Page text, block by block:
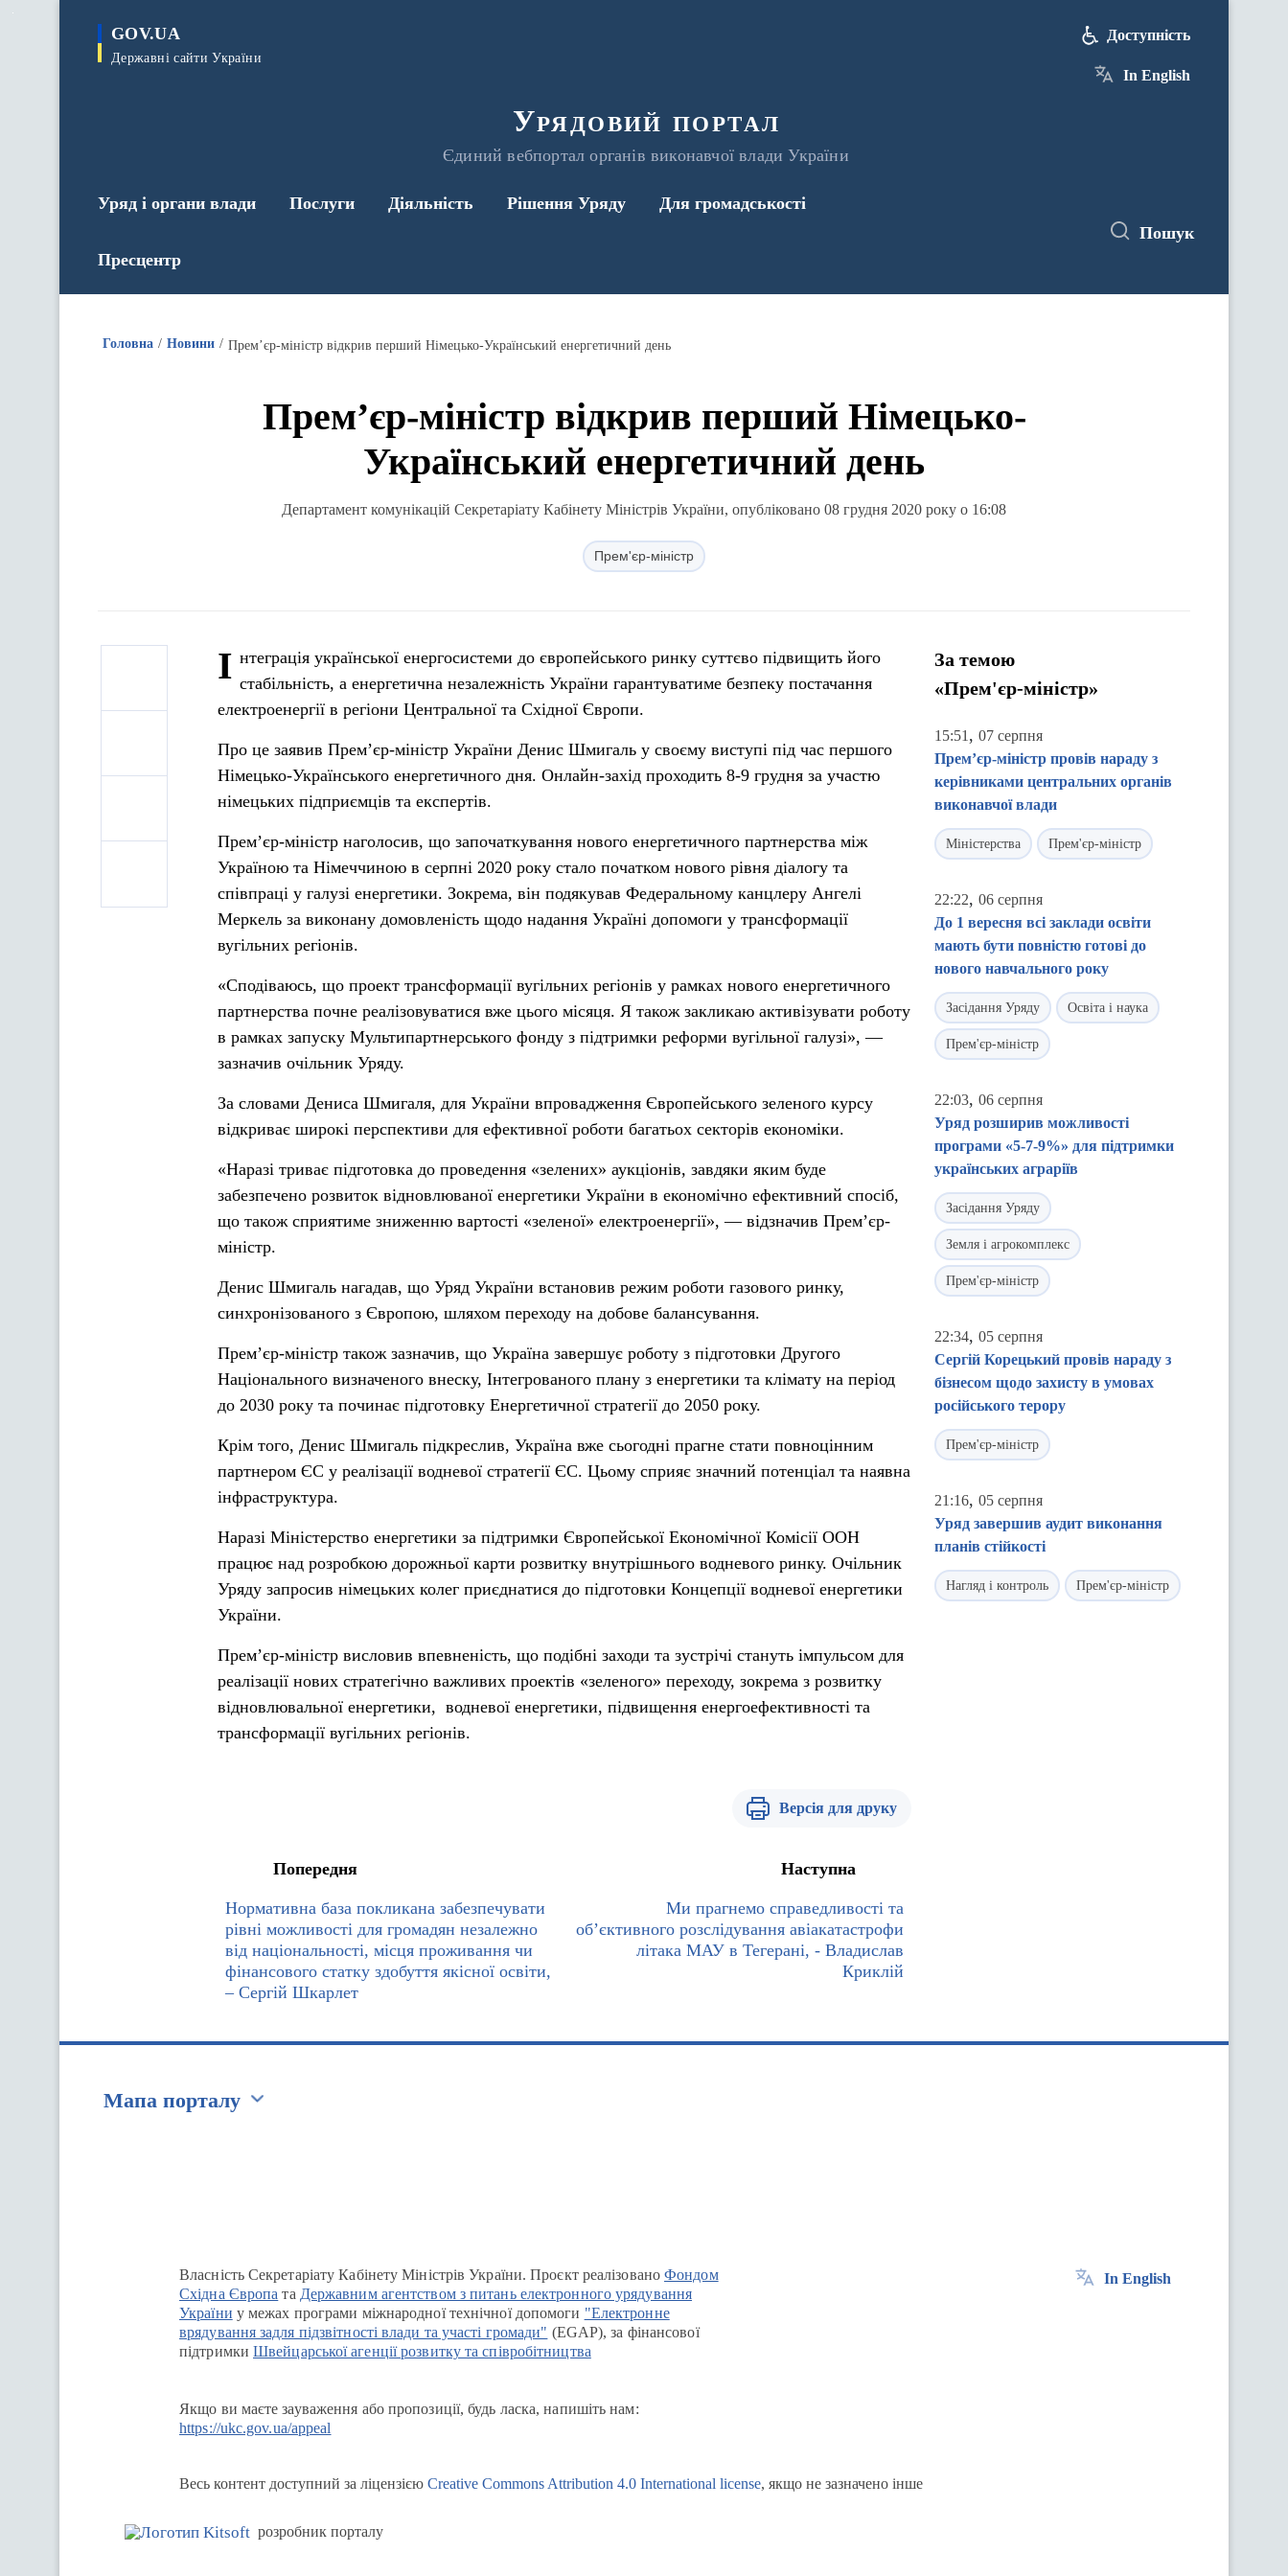
GOV.UA
Державні сайти України
Урядовий портал
Єдиний вебпортал органів виконавчої влади України
Доступність
In English
Уряд і органи влади Послуги Діяльність Рішення Уряду Для громадськості
Пресцентр
Пошук
Головна Новини Прем’єр-міністр відкрив перший Німецько-Український енергетичний день
Прем’єр-міністр відкрив перший Німецько-
Український енергетичний день
Департамент комунікацій Секретаріату Кабінету Міністрів України, опубліковано 08 грудня 2020 року о 16:08
Прем'єр-міністр
І нтеграція української енергосистеми до європейського ринку суттєво підвищить його
стабільність, а енергетична незалежність України гарантуватиме безпеку постачання
електроенергії в регіони Центральної та Східної Європи.
Про це заявив Прем’єр-міністр України Денис Шмигаль у своєму виступі під час першого
Німецько-Українського енергетичного дня. Онлайн-захід проходить 8-9 грудня за участю
німецьких підприємців та експертів.
Прем’єр-міністр наголосив, що започаткування нового енергетичного партнерства між
Україною та Німеччиною в серпні 2020 року стало початком нового рівня діалогу та
співпраці у галузі енергетики. Зокрема, він подякував Федеральному канцлеру Ангелі
Меркель за виконану домовленість щодо надання Україні допомоги у трансформації
вугільних регіонів.
«Сподіваюсь, що проект трансформації вугільних регіонів у рамках нового енергетичного
партнерства почне реалізовуватися вже цього місяця. Я також закликаю активізувати роботу
в рамках запуску Мультипартнерського фонду з підтримки реформи вугільної галузі», —
зазначив очільник Уряду.
За словами Дениса Шмигаля, для України впровадження Європейського зеленого курсу
відкриває широкі перспективи для ефективної роботи багатьох секторів економіки.
«Наразі триває підготовка до проведення «зелених» аукціонів, завдяки яким буде
забезпечено розвиток відновлюваної енергетики України в економічно ефективний спосіб,
що також сприятиме зниженню вартості «зеленої» електроенергії», — відзначив Прем’єр-
міністр.
Денис Шмигаль нагадав, що Уряд України встановив режим роботи газового ринку,
синхронізованого з Європою, шляхом переходу на добове балансування.
Прем’єр-міністр також зазначив, що Україна завершує роботу з підготовки Другого
Національного визначеного внеску, Інтегрованого плану з енергетики та клімату на період
до 2030 року та починає підготовку Енергетичної стратегії до 2050 року.
Крім того, Денис Шмигаль підкреслив, Україна вже сьогодні прагне стати повноцінним
партнером ЄС у реалізації водневої стратегії ЄС. Цьому сприяє значний потенціал та наявна
інфраструктура.
Наразі Міністерство енергетики за підтримки Європейської Економічної Комісії ООН
працює над розробкою дорожньої карти розвитку внутрішнього водневого ринку. Очільник
Уряду запросив німецьких колег приєднатися до підготовки Концепції водневої енергетики
України.
Прем’єр-міністр висловив впевненість, що подібні заходи та зустрічі стануть імпульсом для
реалізації нових стратегічно важливих проектів «зеленого» переходу, зокрема з розвитку
відновлювальної енергетики, водневої енергетики, підвищення енергоефективності та
трансформації вугільних регіонів.
Версія для друку
Попередня
Нормативна база покликана забезпечувати
рівні можливості для громадян незалежно
від національності, місця проживання чи
фінансового статку здобуття якісної освіти,
– Сергій Шкарлет
Наступна
Ми прагнемо справедливості та
об’єктивного розслідування авіакатастрофи
літака МАУ в Тегерані, - Владислав
Криклій
За темою
«Прем'єр-міністр»
15:51 , 07 серпня
Прем’єр-міністр провів нараду з
керівниками центральних органів
виконавчої влади
Міністерства Прем'єр-міністр
22:22, 06 серпня
До 1 вересня всі заклади освіти
мають бути повністю готові до
нового навчального року
Засідання Уряду Освіта і наука
Прем'єр-міністр
22:03, 06 серпня
Уряд розширив можливості
програми «5-7-9%» для підтримки
українських аграріїв
Засідання Уряду
Земля і агрокомплекс
Прем'єр-міністр
22:34, 05 серпня
Сергій Корецький провів нараду з
бізнесом щодо захисту в умовах
російського терору
Прем'єр-міністр
21:16, 05 серпня
Уряд завершив аудит виконання
планів стійкості
Нагляд і контроль Прем'єр-міністр
Мапа порталу
Власність Секретаріату Кабінету Міністрів України. Проєкт реалізованоФондом
Східна Європа та Державним агентством з питань електронного урядування
України у межах програми міжнародної технічної допомоги "Електронне
врядування задля підзвітності влади та участі громади" (EGAP), за фінансової
підтримки Швейцарської агенції розвитку та співробітництва
Якщо ви маєте зауваження або пропозиції, будь ласка, напишіть нам:
https://ukc.gov.ua/appeal
In English
Весь контент доступний за ліцензією Creative Commons Attribution 4.0 International license, якщо не зазначено інше
розробник порталу